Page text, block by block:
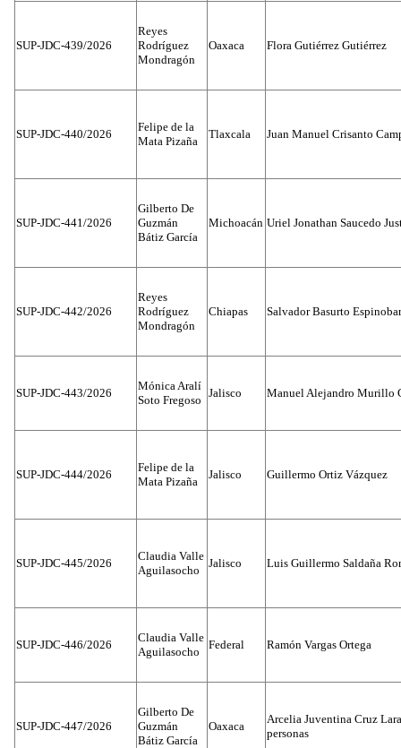
SUP-JDC-439/2026
Reyes
Rodríguez
Mondragón
Oaxaca Flora Gutiérrez Gutiérrez
SUP-JDC-440/2026
Felipe de la
Mata Pizaña
Tlaxcala Juan Manuel Crisanto
SUP-JDC-441/2026
Gilberto De
Guzmán
Bátiz García
Michoacán Uriel Jonathan Saucedo
SUP-JDC-442/2026
Reyes
Rodríguez
Mondragón
Chiapas Salvador Basurto
SUP-JDC-443/2026
Mónica Aralí
Soto Fregoso
Jalisco Manuel Alejandro Murillo
SUP-JDC-444/2026
Felipe de la
Mata Pizaña
Jalisco Guillermo Ortiz Vázquez
SUP-JDC-445/2026
Claudia Valle
Aguilasocho
Jalisco Luis Guillermo Saldaña
SUP-JDC-446/2026
Claudia Valle
Aguilasocho
Federal Ramón Vargas Ortega
SUP-JDC-447/2026
Gilberto De
Guzmán
Bátiz García
Oaxaca
Arcelia Juventina Cruz
personas